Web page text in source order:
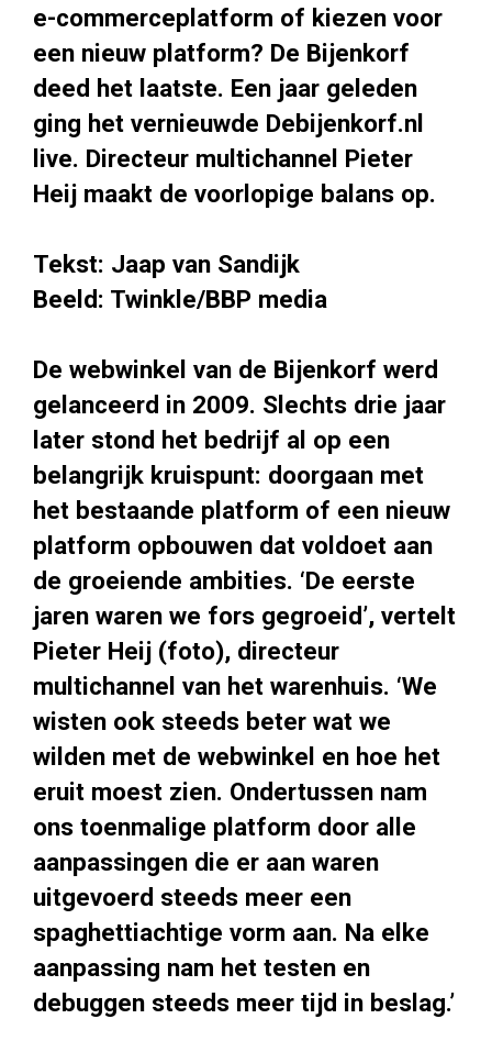
e-commerceplatform of kiezen voor
een nieuw platform? De Bijenkorf
deed het laatste. Een jaar geleden
ging het vernieuwde Debijenkorf.nl
live. Directeur multichannel Pieter
Heij maakt de voorlopige balans op.
Tekst: Jaap van Sandijk
Beeld: Twinkle/BBP media
De webwinkel van de Bijenkorf werd
gelanceerd in 2009. Slechts drie jaar
later stond het bedrijf al op een
belangrijk kruispunt: doorgaan met
het bestaande platform of een nieuw
platform opbouwen dat voldoet aan
de groeiende ambities. ‘De eerste
jaren waren we fors gegroeid’, vertelt
Pieter Heij (foto), directeur
multichannel van het warenhuis. ‘We
wisten ook steeds beter wat we
wilden met de webwinkel en hoe het
eruit moest zien. Ondertussen nam
ons toenmalige platform door alle
aanpassingen die er aan waren
uitgevoerd steeds meer een
spaghettiachtige vorm aan. Na elke
aanpassing nam het testen en
debuggen steeds meer tijd in beslag.’